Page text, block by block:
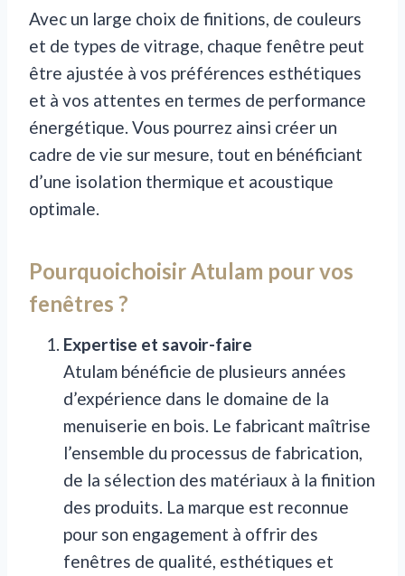
Avec un large choix de finitions, de couleurs
et de types de vitrage, chaque fenêtre peut
être ajustée à vos préférences esthétiques
et à vos attentes en termes de performance
énergétique. Vous pourrez ainsi créer un
cadre de vie sur mesure, tout en bénéficiant
d’une isolation thermique et acoustique
optimale.
Pourquoichoisir Atulam pour vos
fenêtres ?
Expertise et savoir-faire
Atulam bénéficie de plusieurs années
d’expérience dans le domaine de la
menuiserie en bois. Le fabricant maîtrise
l’ensemble du processus de fabrication,
de la sélection des matériaux à la finition
des produits. La marque est reconnue
pour son engagement à offrir des
fenêtres de qualité, esthétiques et